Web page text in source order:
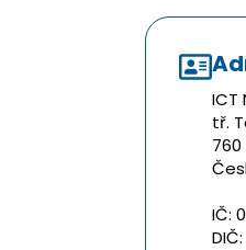
ICT
tř.
760
IČ: